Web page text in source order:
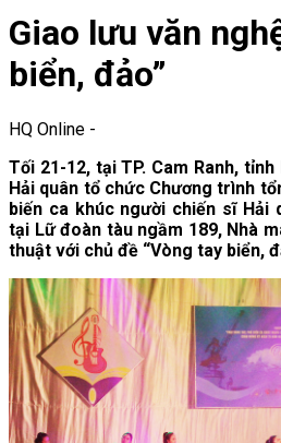
Giao lưu văn
biển, đảo”
HQ Online -
Tối 21-12, tại TP. Cam Ranh,
Hải quân tổ chức Chương trình
biến ca khúc người chiến sĩ Hải
tại Lữ đoàn tàu ngầm 189, Nhà
thuật với chủ đề “Vòng tay biển,